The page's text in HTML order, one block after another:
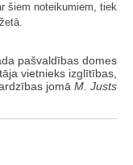
šiem noteikumiem, tiek
pašvaldības domes
vietnieks izglītības,
jomā M. Justs